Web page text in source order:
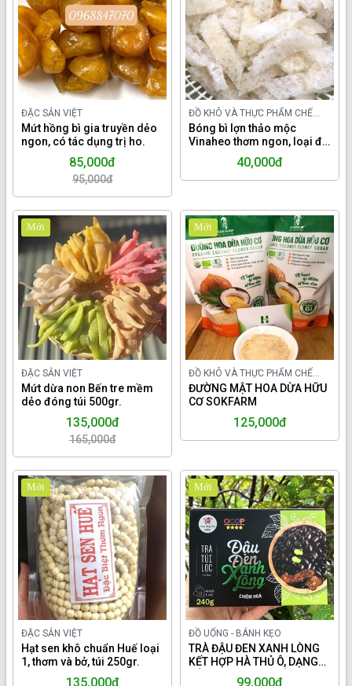
ĐẶC SẢN VIỆT
Mứt hồng bì gia truyền dẻo
ngon, có tác dụng trị ho.
85,000đ
95,000đ
ĐỒ KHÔ VÀ THỰC PHẨM CHẾ
BIẾN TRONG NƯỚC
Bóng bì lợn thảo mộc
Vinaheo thơm ngon, loại đã
40,000đ
ĐẶC SẢN VIỆT
Mứt dừa non Bến tre mềm
dẻo đóng túi 500gr.
135,000đ
165,000đ
Mới
ĐỒ KHÔ VÀ THỰC PHẨM CHẾ
BIẾN TRONG NƯỚC
ĐƯỜNG MẬT HOA DỪA HỮU
CƠ SOKFARM
125,000đ
Mới
ĐẶC SẢN VIỆT
Hạt sen khô chuẩn Huế loại
1, thơm và bở, túi 250gr.
135,000đ
Mới
ĐỒ UỐNG - BÁNH KẸO
TRÀ ĐẬU ĐEN XANH LÒNG
KẾT HỢP HÀ THỦ Ô, DẠNG
TÚI LỌC OCOP TUYÊN
99,000đ
Mới